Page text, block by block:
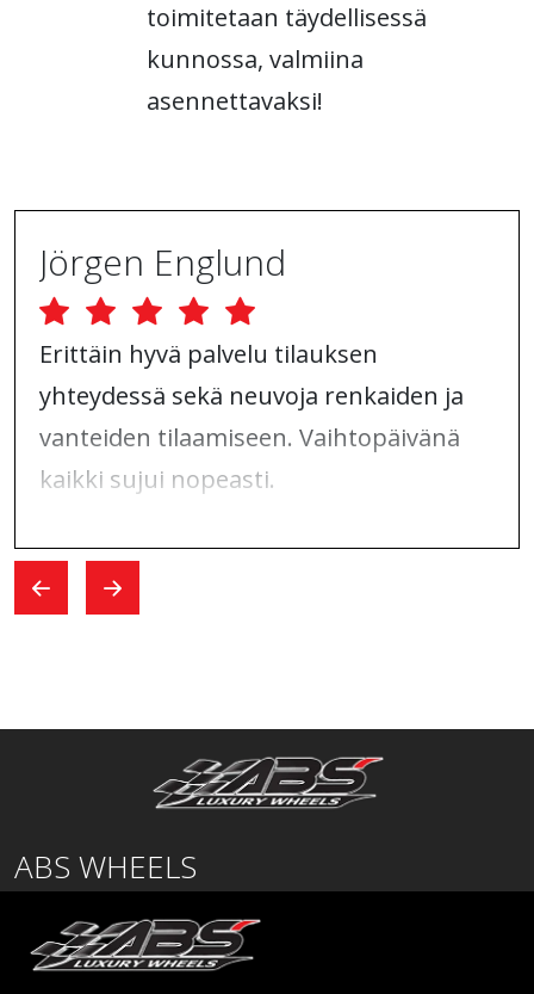
toimitetaan täydellisessä
kunnossa, valmiina
asennettavaksi!
Jörgen Englund
Erittäin hyvä palvelu tilauksen
yhteydessä sekä neuvoja renkaiden ja
vanteiden tilaamiseen. Vaihtopäivänä
kaikki sujui nopeasti.
ABS WHEELS
01530 Vantaa
SUOMI